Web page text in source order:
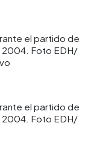
el partido de
2004. Foto EDH/
el partido de
2004. Foto EDH/